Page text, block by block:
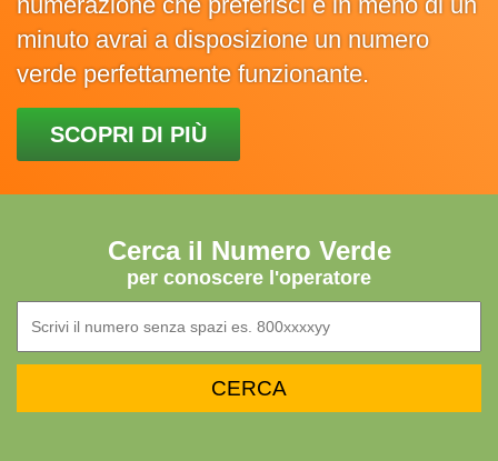
minuto avrai a disposizione un numero
verde perfettamente funzionante.
SCOPRI DI PIÙ
Cerca il Numero Verde
per conoscere l'operatore